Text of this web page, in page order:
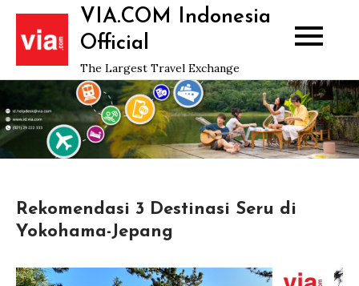
Skip
content
VIA.COM Indonesia
Official
The Largest Travel Exchange
Rekomendasi 3 Destinasi Seru di
Yokohama-Jepang